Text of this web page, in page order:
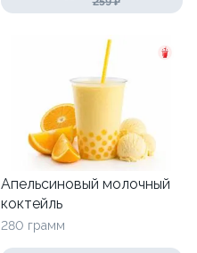
Апельсиновый молочный
коктейль
280 грамм